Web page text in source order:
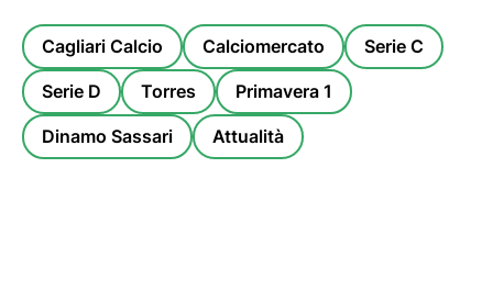
Cagliari Calcio Calciomercato Serie C
Serie D Torres Primavera 1
Dinamo Sassari Attualità